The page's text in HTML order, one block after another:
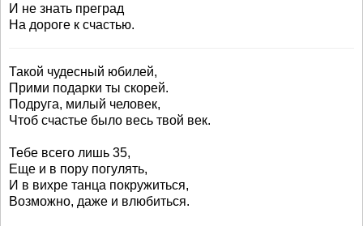
И не знать преград
На дороге к счастью.
Такой чудесный юбилей,
Прими подарки ты скорей.
Подруга, милый человек,
Чтоб счастье было весь твой век.
Тебе всего лишь 35,
Еще и в пору погулять,
И в вихре танца покружиться,
Возможно, даже и влюбиться.